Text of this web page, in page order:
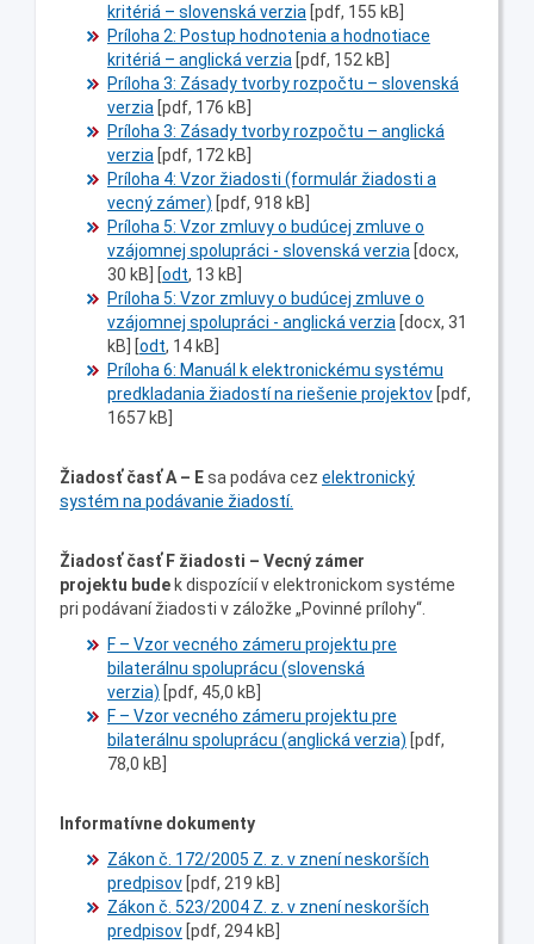
kritériá – slovenská verzia [pdf, 155 kB]
Príloha 2: Postup hodnotenia a hodnotiace
kritériá – anglická verzia [pdf, 152 kB]
Príloha 3: Zásady tvorby rozpočtu – slovenská
verzia [pdf, 176 kB]
Príloha 3: Zásady tvorby rozpočtu – anglická
verzia [pdf, 172 kB]
Príloha 4: Vzor žiadosti (formulár žiadosti a
vecný zámer) [pdf, 918 kB]
Príloha 5: Vzor zmluvy o budúcej zmluve o
vzájomnej spolupráci - slovenská verzia [docx,
30 kB] [odt, 13 kB]
Príloha 5: Vzor zmluvy o budúcej zmluve o
vzájomnej spolupráci - anglická verzia [docx, 31
kB] [odt, 14 kB]
Príloha 6: Manuál k elektronickému systému
predkladania žiadostí na riešenie projektov [pdf,
1657 kB]
Žiadosť časť A – Esa podáva cez elektronický
systém na podávanie žiadostí.
Žiadosť časť F žiadosti – Vecný zámer
projektu bude k dispozícií v elektronickom systéme
pri podávaní žiadosti v záložke „Povinné prílohy“.
F – Vzor vecného zámeru projektu pre
bilaterálnu spoluprácu (slovenská
verzia) [pdf, 45,0 kB]
F – Vzor vecného zámeru projektu pre
bilaterálnu spoluprácu (anglická verzia) [pdf,
78,0 kB]
Informatívne dokumenty
Zákon č. 172/2005 Z. z. v znení neskorších
predpisov [pdf, 219 kB]
Zákon č. 523/2004 Z. z. v znení neskorších
predpisov [pdf, 294 kB]